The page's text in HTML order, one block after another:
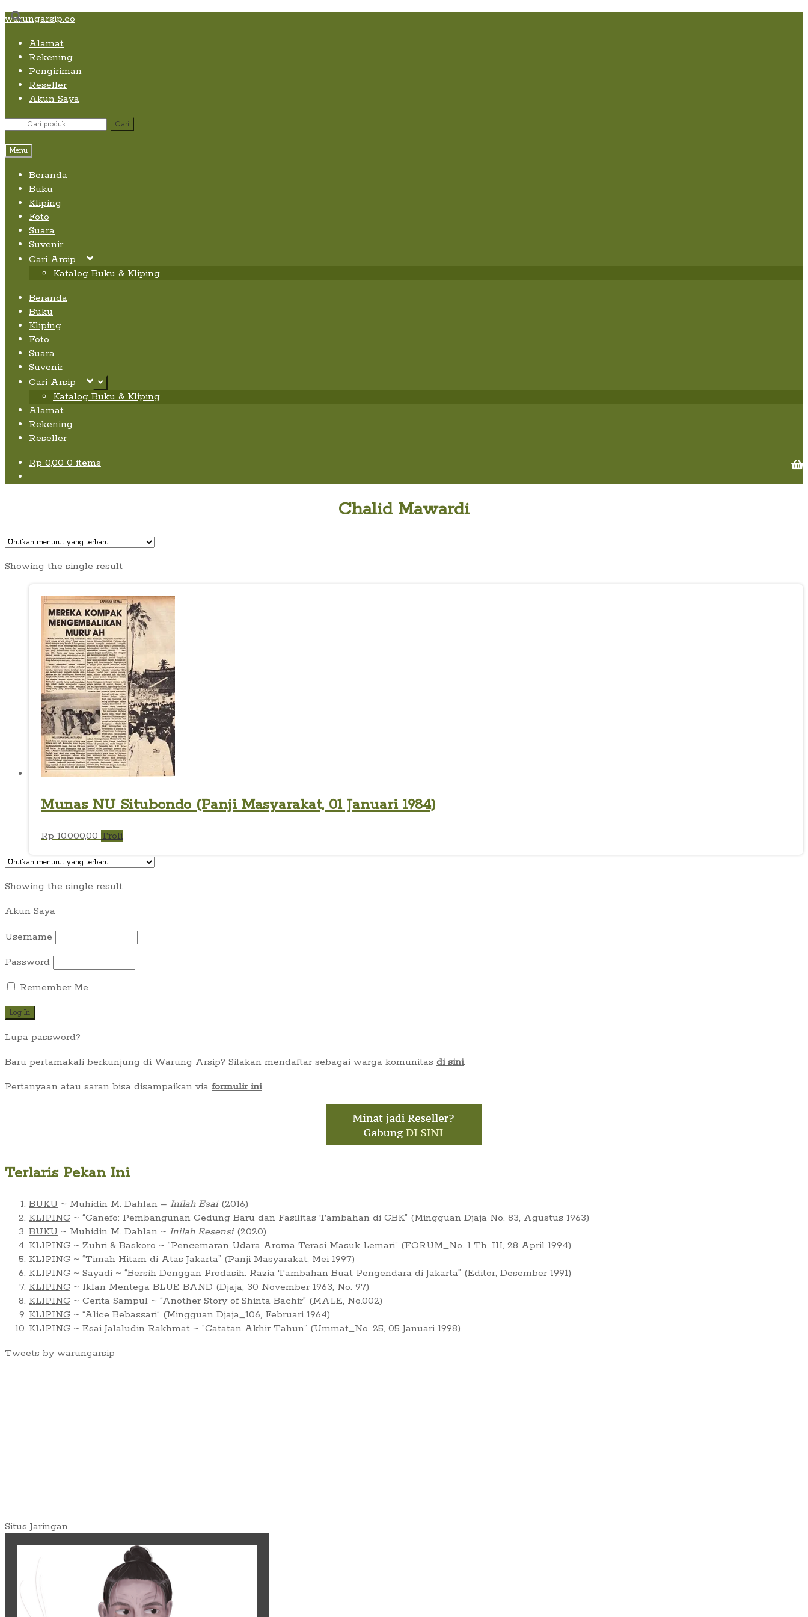
Skip
content
Skip
navigation
Skip
content
warungarsip.co
Alamat
Rekening
Pengiriman
Reseller
Akun Saya
Pencarian
Cari
Menu
Beranda
Buku
Kliping
Foto
Suara
Suvenir
Cari Arsip
Katalog Buku & Kliping
Beranda
Buku
Kliping
Foto
Suara
Suvenir
Cari Arsip
Expand
child
menu
Katalog Buku & Kliping
Alamat
Rekening
Reseller
Rp 0,00 0 items
Chalid Mawardi
Showing the single result
Munas NU Situbondo (Panji Masyarakat, 01 Januari 1984)
Rp10.000,00 Troli
Showing the single result
Akun Saya
Username
Password
Remember Me
Lupa password?
Baru pertamakali berkunjung di Warung Arsip? Silakan mendaftar sebagai warga komunitas di sini.
Pertanyaan atau saran bisa disampaikan via formulir ini.
Terlaris Pekan Ini
BUKU ~ Muhidin M. Dahlan – Inilah Esai(2016)
KLIPING ~ “Ganefo: Pembangunan Gedung Baru dan Fasilitas Tambahan di GBK” (Mingguan Djaja No. 83, Agustus 1963)
BUKU ~ Muhidin M. Dahlan ~ Inilah Resensi(2020)
KLIPING ~ Zuhri & Baskoro ~ “Pencemaran Udara Aroma Terasi Masuk Lemari” (FORUM_No. 1 Th. III, 28 April 1994)
KLIPING ~ “Timah Hitam di Atas Jakarta” (Panji Masyarakat, Mei 1997)
KLIPING ~ Sayadi ~ “Bersih Denggan Prodasih: Razia Tambahan Buat Pengendara di Jakarta” (Editor, Desember 1991)
KLIPING ~ Iklan Mentega BLUE BAND (Djaja, 30 November 1963, No. 97)
KLIPING ~ Cerita Sampul ~ “Another Story of Shinta Bachir” (MALE, No.002)
KLIPING ~ “Alice Bebassari” (Mingguan Djaja_106, Februari 1964)
KLIPING ~ Esai Jalaludin Rakhmat ~ “Catatan Akhir Tahun” (Ummat_No. 25, 05 Januari 1998)
Tweets by warungarsip
Situs Jaringan